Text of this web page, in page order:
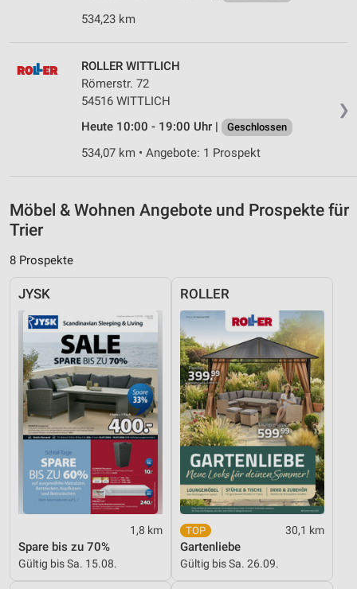
534,23 km
❯
ROLLER WITTLICH
Römerstr. 72
54516 WITTLICH
Heute 10:00 - 19:00 Uhr |
Geschlossen
534,07 km • Angebote: 1 Prospekt
Möbel & Wohnen Angebote und Prospekte für
Trier
8 Prospekte
JYSK
1,8 km
Spare bis zu 70%
Gültig bis Sa. 15.08.
ROLLER
30,1 km
Gartenliebe
Gültig bis Sa. 26.09.
Erstellung von Profilen zur Personalisierung
von Inhalten
Verwendung von Profilen zur Auswahl
personalisierter Inhalte
Messung der Performance von Inhalten
Kombinationen von Daten aus verschiedenen
Verwendung reduzierter Daten zur Auswahl von
Inhalten
IAB-Besonderheiten:
Verwendung genauer Standortdaten
Geräte anhand von aktiv angeforderten
Informationen identifizieren
Nicht-IAB-Verarbeitungszwecke:
Notwendig
Funktional